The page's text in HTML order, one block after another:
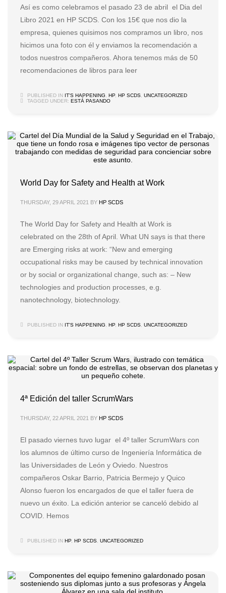
Así es como celebramos el pasado 23 de abril el Dia del
Libro 2021 en HP SCDS. Con los 15€ que nos dio la
empresa, quienes quisimos nos compramos un libro, nos
hicimos una foto con él y enviamos la recomendación a
todos nuestros compañeros. Ahora tenemos más de 50
recomendaciones de libros para leer
PUBLISHED IN IT'S HAPPENING HP HP SCDS UNCATEGORIZED
TAGGED UNDER: ESTÁ PASANDO
World Day for Safety and Health at Work
THURSDAY, 29 APRIL 2021 BY HP SCDS
The World Day for Safety and Health at Work is
celebrated on the 28th of April. What UN says is that there
are Emerging risks at work: “New and emerging
occupational risks may be caused by technical innovation
or by social or organizational change, such as: – New
technologies and production processes, e.g.
nanotechnology, biotechnology.
PUBLISHED IN IT'S HAPPENING HP HP SCDS UNCATEGORIZED
4ª Edición del taller ScrumWars
THURSDAY, 22 APRIL 2021 BY HP SCDS
El pasado viernes tuvo lugar el 4º taller ScrumWars con
los alumnos de último curso de Ingeniería Informática de
las Universidades de León y Oviedo. Nuestros
compañeros Oskar Barrio, Patricia Bermejo y Quico
Alonso fueron los encargados de que el taller fuera de
nuevo un éxito. La edición anterior se canceló debido al
COVID. Hemos
PUBLISHED IN HP HP SCDS UNCATEGORIZED